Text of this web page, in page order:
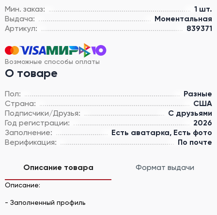
Мин. заказ:
1 шт.
Выдача:
Моментальная
Артикул:
839371
Возможные способы оплаты
О товаре
Пол:
Разные
Страна:
США
Подписчики/Друзья:
С друзьями
Год регистрации:
2026
Заполнение:
Есть аватарка, Есть фото
Верификация:
По почте
Описание товара Формат выдачи
Описание:
- Заполненный профиль